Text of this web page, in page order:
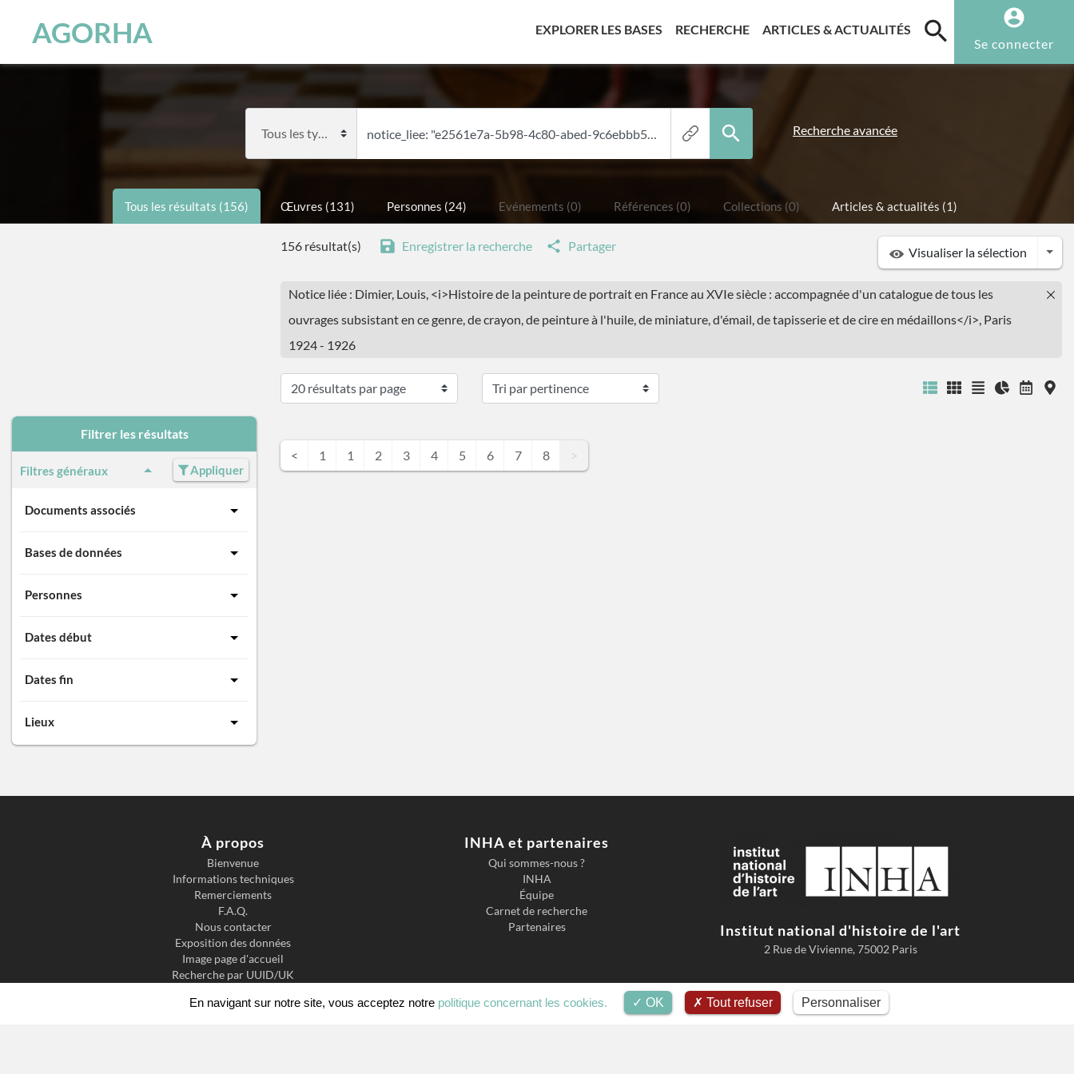
AGORHA EXPLORER LES BASES (CURRENT)
RECHERCHE(CURRENT)
ARTICLES & ACTUALITÉS (CURRENT)
Se connecter
Recherche avancée
Tous les résultats (156) Œuvres (131) Personnes (24) Evénements (0) Références (0) Collections (0) Articles & actualités (1)
156 résultat(s) Enregistrer la recherche Partager Visualiser la sélection
Notice liée : Dimier, Louis, <i>Histoire de la peinture de portrait en France au XVIe siècle : accompagnée d'un catalogue de tous les
ouvrages subsistant en ce genre, de crayon, de peinture à l'huile, de miniature, d'émail, de tapisserie et de cire en médaillons</i>, Paris
1924 - 1926
Filtrer les résultats
Filtres généraux Appliquer
Documents associés
Bases de données
Personnes
Dates début
Dates fin
Lieux
< 1 1 2 3 4 5 6 7 8 >
À propos
Bienvenue
Informations techniques
Remerciements
F.A.Q.
Nous contacter
Exposition des données
Image page d'accueil
Recherche par UUID/UK
INHA et partenaires
Qui sommes-nous ?
INHA
Équipe
Carnet de recherche
Partenaires
Institut national d'histoire de l'art
2 Rue de Vivienne, 75002 Paris
En navigant sur notre site, vous acceptez notre politique concernant les cookies. OK Tout refuser Personnaliser